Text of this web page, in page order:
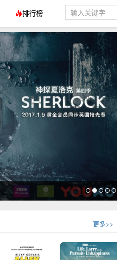
排行榜
更多>>